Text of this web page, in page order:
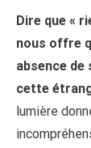
Dire que «
nous offre
absence de
cette
lumière